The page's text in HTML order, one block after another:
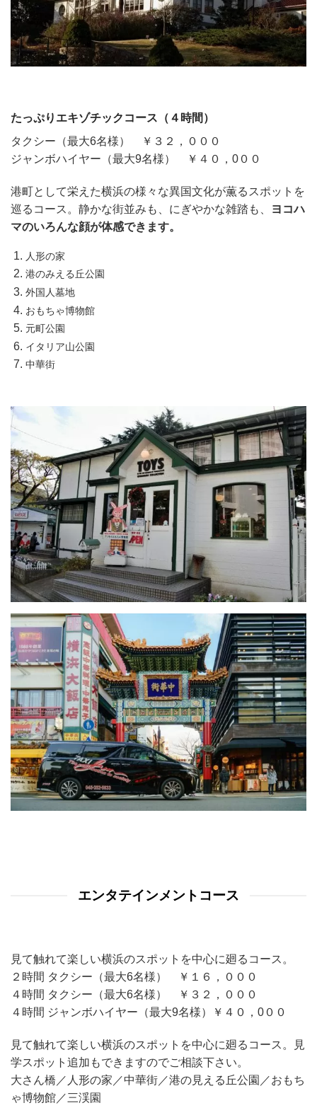
たっぷりエキゾチックコース（４時間）
タクシー（最大6名様） ￥３２，０００
ジャンボハイヤー（最大9名様） ￥４０，0００
港町として栄えた横浜の様々な異国文化が薫るスポットを
巡るコース。静かな街並みも、にぎやかな雑踏も、
ヨコハ
マのいろんな顔が体感できます。
人形の家
港のみえる丘公園
外国人墓地
おもちゃ博物館
元町公園
イタリア山公園
中華街
エンタテインメントコース
見て触れて楽しい横浜のスポットを中心に廻るコース。
２時間 タクシー（最大6名様） ￥１６，０００
４時間 タクシー（最大6名様） ￥３２，０００
４時間 ジャンボハイヤー（最大9名様）￥４０，0００
見て触れて楽しい横浜のスポットを中心に廻るコース。見
学スポット追加もできますのでご相談下さい。
大さん橋／人形の家／中華街／港の見える丘公園／おもち
ゃ博物館／三渓園